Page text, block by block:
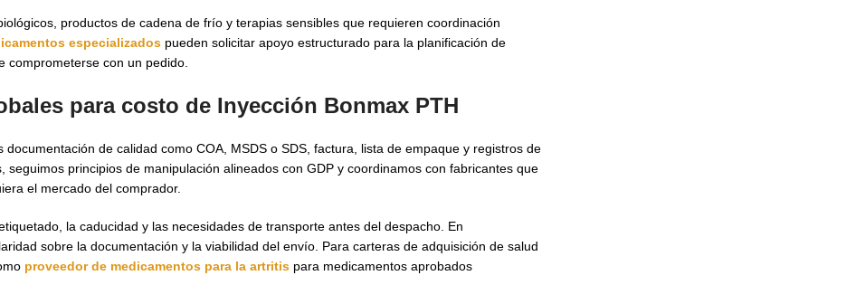
productos de cadena de frío y terapias sensibles que requieren coordinación
especializados pueden solicitar apoyo estructurado para la planificación de
comprometerse con un pedido.
para costo de Inyección Bonmax PTH
de calidad como COA, MSDS o SDS, factura, lista de empaque y registros de
principios de manipulación alineados con GDP y coordinamos con fabricantes que
el mercado del comprador.
la caducidad y las necesidades de transporte antes del despacho. En
sobre la documentación y la viabilidad del envío. Para carteras de adquisición de salud
proveedor de medicamentos para la artritis para medicamentos aprobados